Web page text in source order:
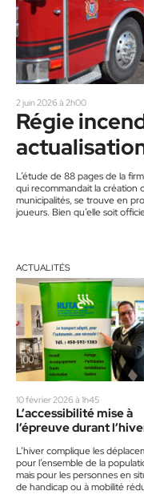
2 juin 2026 à 2h00
Régie
par deux
L’étude de 88 pages de la
qui recommandait la création
municipalités, se trouve en
joueurs. Bien qu’elle soit
ACTUALITÉS
10 février 2026 à 1h45
L’accessibilité mise à
l’épreuve durant
L’hiver complique les
pour l’ensemble de la
mais pour les personnes en
de handicap ou à mobilité